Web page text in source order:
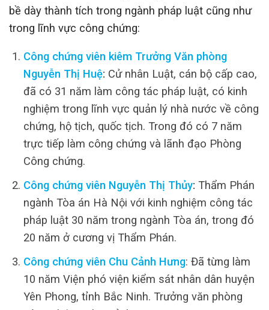
bề dày thành tích trong ngành pháp luật cũng như
trong lĩnh vực công chứng:
Công chứng viên kiêm Trưởng Văn phòng
Nguyễn Thị Huệ: Cử nhân Luật, cán bộ cấp cao,
đã có 31 năm làm công tác pháp luật, có kinh
nghiệm trong lĩnh vực quản lý nhà nước về công
chứng, hộ tịch, quốc tịch. Trong đó có 7 năm
trực tiếp làm công chứng và lãnh đạo Phòng
Công chứng.
Công chứng viên Nguyễn Thị Thủy: Thẩm Phán
ngành Tòa án Hà Nội với kinh nghiệm công tác
pháp luật 30 năm trong ngành Tòa án, trong đó
20 năm ở cương vị Thẩm Phán.
Công chứng viên Chu Cảnh Hưng: Đã từng làm
10 năm Viện phó viện kiểm sát nhân dân huyện
Yên Phong, tỉnh Bắc Ninh. Trưởng văn phòng